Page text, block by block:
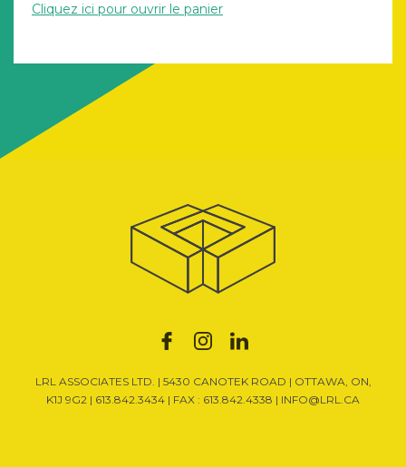
Cliquez ici pour ouvrir le panier
LRL ASSOCIATES LTD. | 5430 CANOTEK ROAD | OTTAWA, ON,
K1J 9G2 | 613.842.3434 | FAX : 613.842.4338 | INFO@LRL.CA